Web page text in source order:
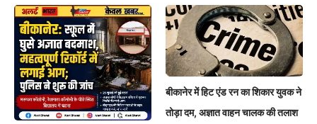
बीकानेर में हिट एंड रन का शिकार युवक ने
तोड़ा दम, अज्ञात वाहन चालक की तलाश